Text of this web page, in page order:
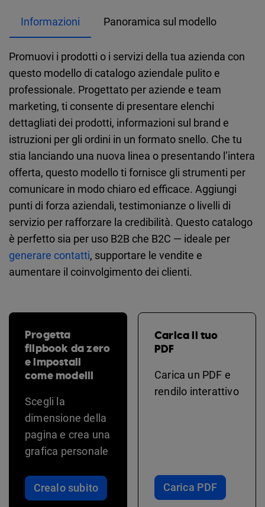
Informazioni Panoramica sul modello
Promuovi i prodotti o i servizi della tua azienda con
questo modello di catalogo aziendale pulito e
professionale. Progettato per aziende e team
marketing, ti consente di presentare elenchi
dettagliati dei prodotti, informazioni sul brand e
istruzioni per gli ordini in un formato snello. Che tu
stia lanciando una nuova linea o presentando l’intera
offerta, questo modello ti fornisce gli strumenti per
comunicare in modo chiaro ed efficace. Aggiungi
punti di forza aziendali, testimonianze o livelli di
servizio per rafforzare la credibilità. Questo catalogo
è perfetto sia per uso B2B che B2C — ideale per
generare contatti, supportare le vendite e
aumentare il coinvolgimento dei clienti.
Progetta
flipbook da zero
e impostali
come modelli
Scegli la
dimensione della
pagina e crea una
grafica personale
Crealo subito
Carica il tuo
PDF
Carica un PDF e
rendilo interattivo
Carica PDF